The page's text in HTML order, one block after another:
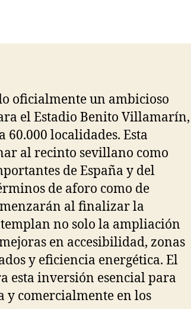
oficialmente un ambicioso
el Estadio Benito Villamarín,
60.000 localidades. Esta
al recinto sevillano como
de España y del
de aforo como de
al finalizar la
no solo la ampliación
en accesibilidad, zonas
y eficiencia energética. El
esta inversión esencial para
y comercialmente en los